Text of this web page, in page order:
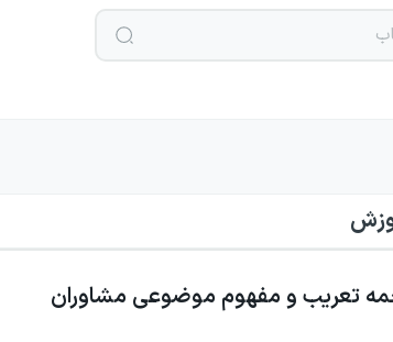
تعریب و مفهوم موضوعی مشاوران